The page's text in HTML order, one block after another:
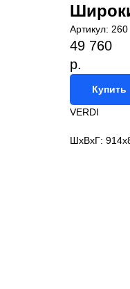
Артикул: 260
49 760
р.
Купить
VERDI
ШxВxГ: